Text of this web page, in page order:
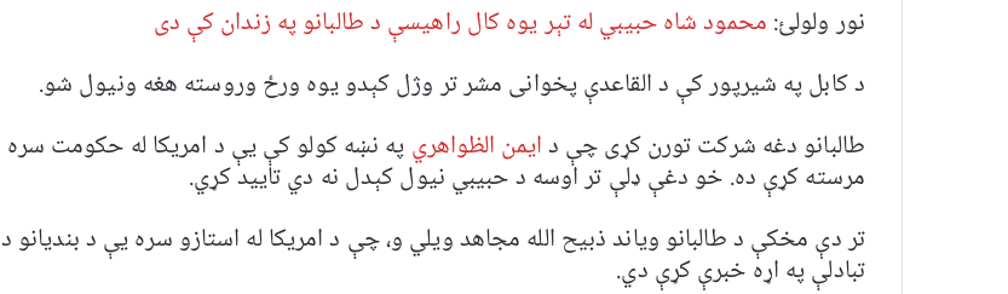
نور ولولئ: محمود شاه حبیبي له تېر یوه کال راهیسې د طالبانو په زندان کې دی
د کابل په شيرپور کې د القاعدې پخوانی مشر تر وژل کېدو يوه ورځ وروسته هغه ونيول شو.
طالبانو دغه شرکت تورن کړی چې دایمن الظواهري په نښه کولو کې یې د امریکا له حکومت سره
مرسته کړې ده. خو دغې ډلې تر اوسه د حبيبي نيول کېدل نه دي تاييد کړي.
تر دې مخکې د طالبانو وياند ذبيح الله مجاهد ويلي و، چې د امريکا له استازو سره يې د بنديانو د
تبادلې په اړه خبرې کړې دي.